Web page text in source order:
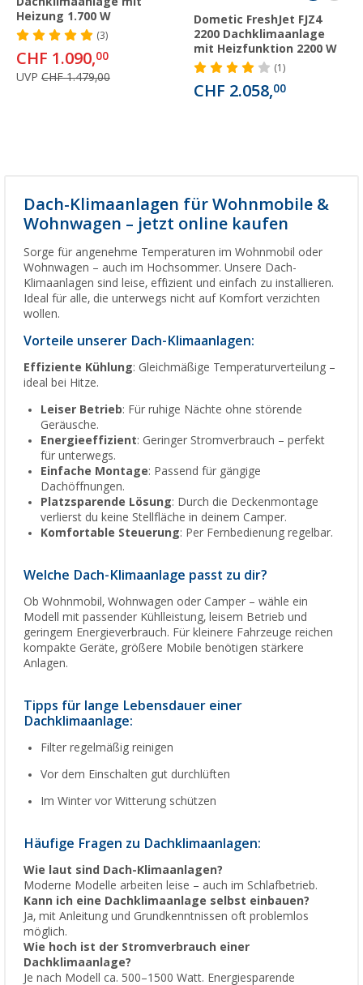
Heizung 1.700 W
(3)
CHF 1.090,00
UVP CHF 1.479,00
Dometic FreshJet FJZ4
2200 Dachklimaanlage
mit Heizfunktion 2200 W
(1)
CHF 2.058,00
Dach-Klimaanlagen für Wohnmobile &
Wohnwagen – jetzt online kaufen
Sorge für angenehme Temperaturen im Wohnmobil oder
Wohnwagen – auch im Hochsommer. Unsere Dach-
Klimaanlagen sind leise, effizient und einfach zu installieren.
Ideal für alle, die unterwegs nicht auf Komfort verzichten
wollen.
Vorteile unserer Dach-Klimaanlagen:
Effiziente Kühlung: Gleichmäßige Temperaturverteilung –
ideal bei Hitze.
Leiser Betrieb: Für ruhige Nächte ohne störende
Geräusche.
Energieeffizient: Geringer Stromverbrauch – perfekt
für unterwegs.
Einfache Montage: Passend für gängige
Dachöffnungen.
Platzsparende Lösung: Durch die Deckenmontage
verlierst du keine Stellfläche in deinem Camper.
Komfortable Steuerung: Per Fernbedienung regelbar.
Welche Dach-Klimaanlage passt zu dir?
Ob Wohnmobil, Wohnwagen oder Camper – wähle ein
Modell mit passender Kühlleistung, leisem Betrieb und
geringem Energieverbrauch. Für kleinere Fahrzeuge reichen
kompakte Geräte, größere Mobile benötigen stärkere
Anlagen.
Tipps für lange Lebensdauer einer
Dachklimaanlage:
Filter regelmäßig reinigen
Vor dem Einschalten gut durchlüften
Im Winter vor Witterung schützen
Häufige Fragen zu Dachklimaanlagen:
Wie laut sind Dach-Klimaanlagen?
Moderne Modelle arbeiten leise – auch im Schlafbetrieb.
Kann ich eine Dachklimaanlage selbst einbauen?
Ja, mit Anleitung und Grundkenntnissen oft problemlos
möglich.
Wie hoch ist der Stromverbrauch einer
Dachklimaanlage?
Je nach Modell ca. 500–1500 Watt. Energiesparende